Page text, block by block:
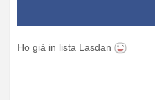
Ho già in lista Lasdan